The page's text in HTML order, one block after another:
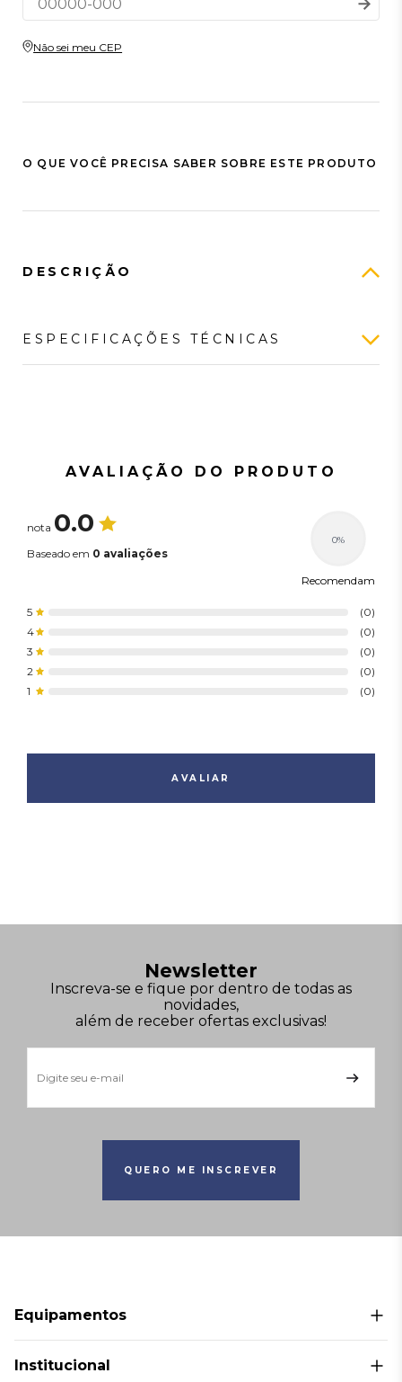
Não sei meu CEP
O QUE VOCÊ PRECISA SABER SOBRE ESTE PRODUTO
DESCRIÇÃO
ESPECIFICAÇÕES TÉCNICAS
AVALIAÇÃO DO PRODUTO
nota 0.0
Baseado em 0 avaliações
0%
Recomendam
5
(0)
4
(0)
3
(0)
2
(0)
1
(0)
AVALIAR
Newsletter
Inscreva-se e fique por dentro de todas as
novidades,
além de receber ofertas exclusivas!
QUERO ME INSCREVER
Equipamentos
Cardio
Institucional